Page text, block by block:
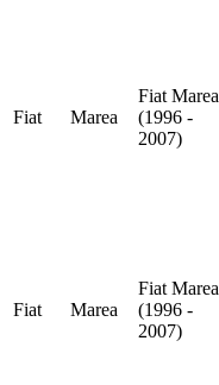
Fiat Marea
Fiat Marea
(1996 -
2007)
Fiat Marea
Fiat Marea
(1996 -
2007)